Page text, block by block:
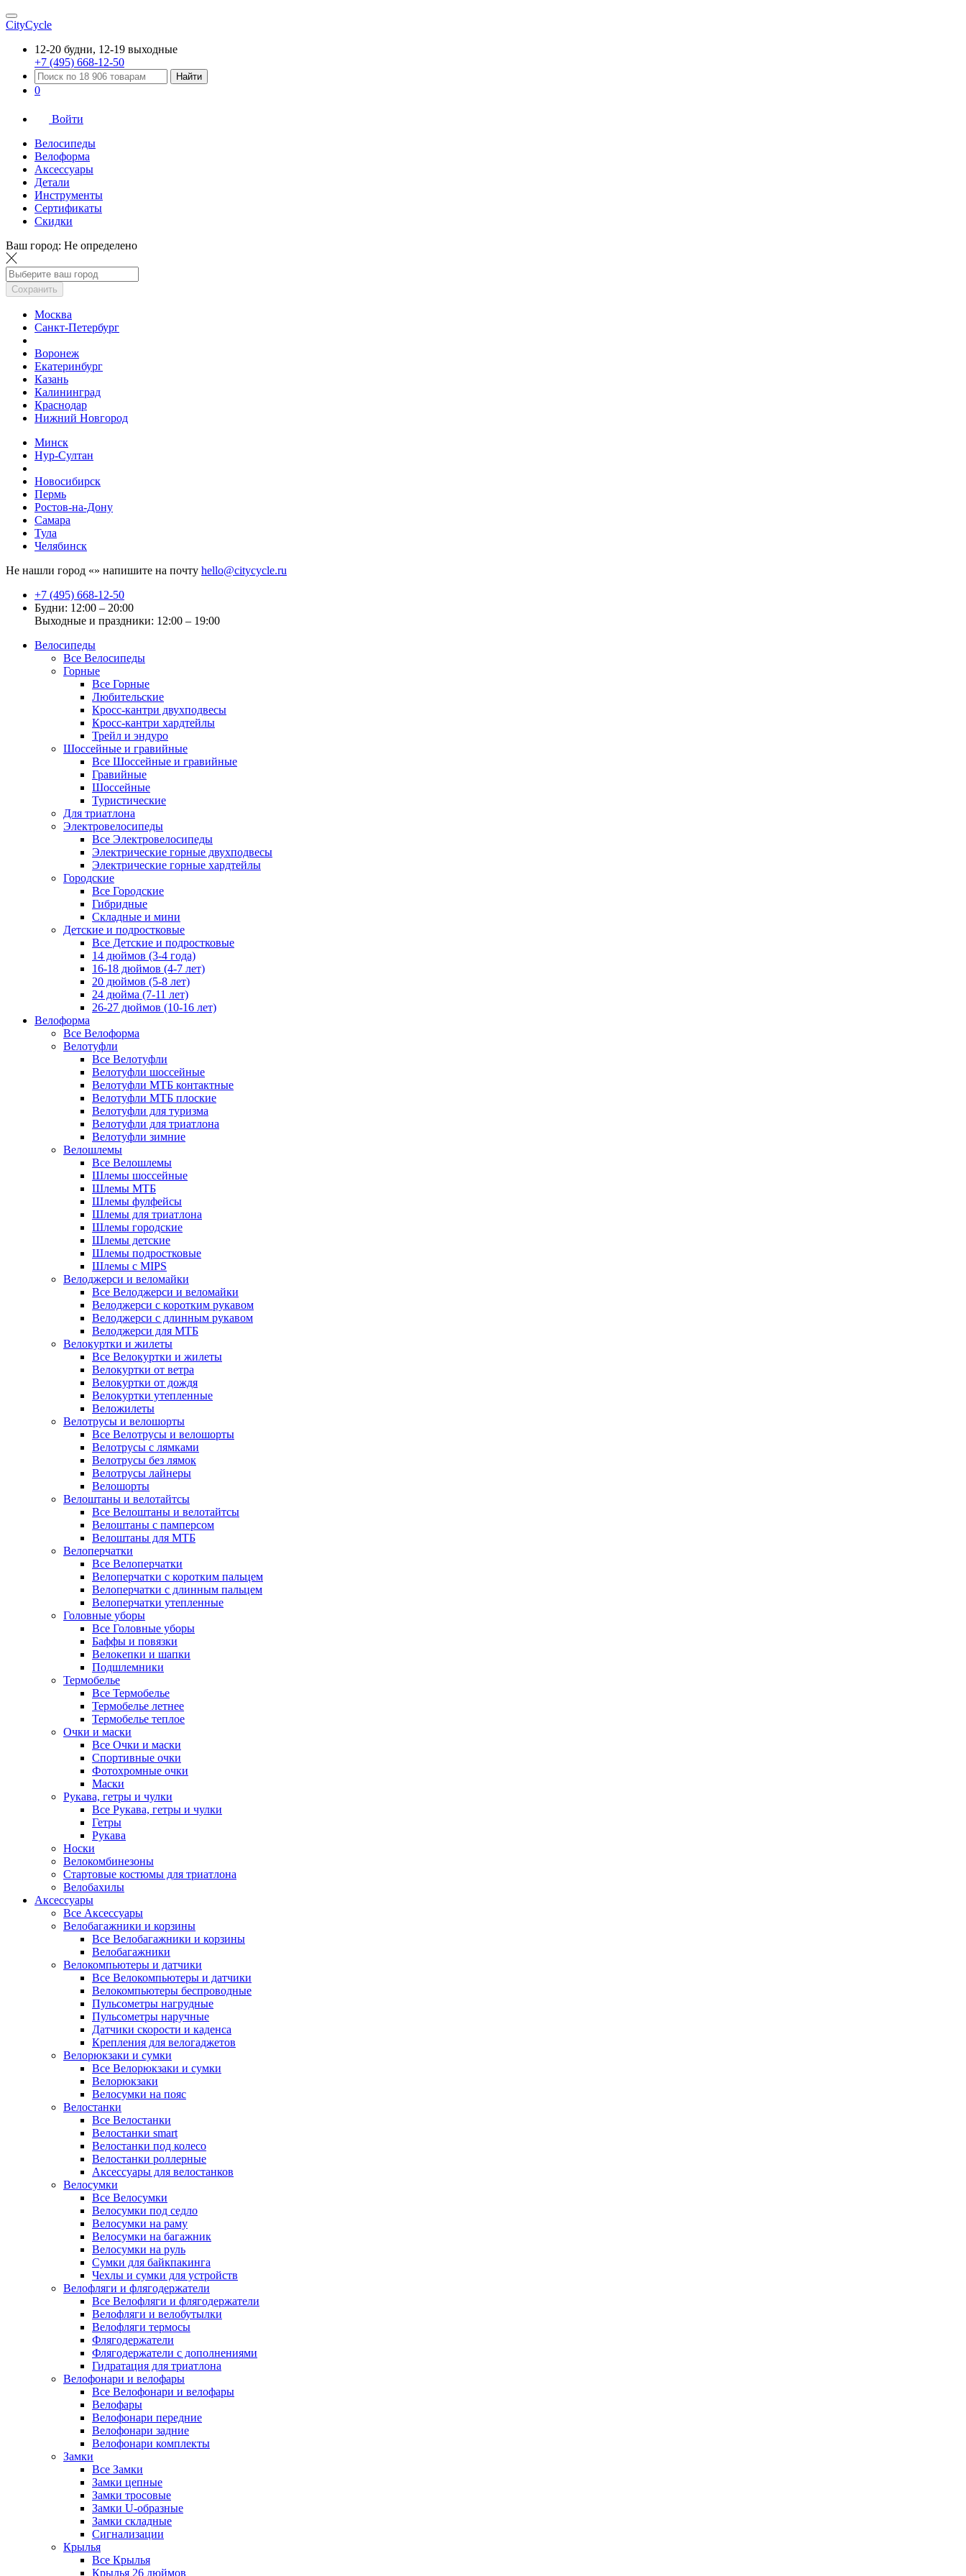
CityCycle
12-20 будни, 12-19 выходные
+7 (495) 668-12-50
Найти
0
Войти
Велосипеды
Велоформа
Аксессуары
Детали
Инструменты
Сертификаты
Скидки
Ваш город: Не определено
Сохранить
Москва
Санкт-Петербург
Воронеж
Екатеринбург
Казань
Калининград
Краснодар
Нижний Новгород
Минск
Нур-Султан
Новосибирск
Пермь
Ростов-на-Дону
Самара
Тула
Челябинск
Не нашли город «» напишите на почту hello@citycycle.ru
+7 (495) 668-12-50
Будни: 12:00 – 20:00
Выходные и праздники: 12:00 – 19:00
Велосипеды
Все Велосипеды
Горные
Все Горные
Любительские
Кросс-кантри двухподвесы
Кросс-кантри хардтейлы
Трейл и эндуро
Шоссейные и гравийные
Все Шоссейные и гравийные
Гравийные
Шоссейные
Туристические
Для триатлона
Электровелосипеды
Все Электровелосипеды
Электрические горные двухподвесы
Электрические горные хардтейлы
Городские
Все Городские
Гибридные
Складные и мини
Детские и подростковые
Все Детские и подростковые
14 дюймов (3-4 года)
16-18 дюймов (4-7 лет)
20 дюймов (5-8 лет)
24 дюйма (7-11 лет)
26-27 дюймов (10-16 лет)
Велоформа
Все Велоформа
Велотуфли
Все Велотуфли
Велотуфли шоссейные
Велотуфли МТБ контактные
Велотуфли МТБ плоские
Велотуфли для туризма
Велотуфли для триатлона
Велотуфли зимние
Велошлемы
Все Велошлемы
Шлемы шоссейные
Шлемы МТБ
Шлемы фулфейсы
Шлемы для триатлона
Шлемы городские
Шлемы детские
Шлемы подростковые
Шлемы с MIPS
Велоджерси и веломайки
Все Велоджерси и веломайки
Велоджерси с коротким рукавом
Велоджерси с длинным рукавом
Велоджерси для МТБ
Велокуртки и жилеты
Все Велокуртки и жилеты
Велокуртки от ветра
Велокуртки от дождя
Велокуртки утепленные
Веложилеты
Велотрусы и велошорты
Все Велотрусы и велошорты
Велотрусы с лямками
Велотрусы без лямок
Велотрусы лайнеры
Велошорты
Велоштаны и велотайтсы
Все Велоштаны и велотайтсы
Велоштаны с памперсом
Велоштаны для МТБ
Велоперчатки
Все Велоперчатки
Велоперчатки с коротким пальцем
Велоперчатки с длинным пальцем
Велоперчатки утепленные
Головные уборы
Все Головные уборы
Баффы и повязки
Велокепки и шапки
Подшлемники
Термобелье
Все Термобелье
Термобелье летнее
Термобелье теплое
Очки и маски
Все Очки и маски
Спортивные очки
Фотохромные очки
Маски
Рукава, гетры и чулки
Все Рукава, гетры и чулки
Гетры
Рукава
Носки
Велокомбинезоны
Стартовые костюмы для триатлона
Велобахилы
Аксессуары
Все Аксессуары
Велобагажники и корзины
Все Велобагажники и корзины
Велобагажники
Велокомпьютеры и датчики
Все Велокомпьютеры и датчики
Велокомпьютеры беспроводные
Пульсометры нагрудные
Пульсометры наручные
Датчики скорости и каденса
Крепления для велогаджетов
Велорюкзаки и сумки
Все Велорюкзаки и сумки
Велорюкзаки
Велосумки на пояс
Велостанки
Все Велостанки
Велостанки smart
Велостанки под колесо
Велостанки роллерные
Аксессуары для велостанков
Велосумки
Все Велосумки
Велосумки под седло
Велосумки на раму
Велосумки на багажник
Велосумки на руль
Сумки для байкпакинга
Чехлы и сумки для устройств
Велофляги и флягодержатели
Все Велофляги и флягодержатели
Велофляги и велобутылки
Велофляги термосы
Флягодержатели
Флягодержатели с дополнениями
Гидратация для триатлона
Велофонари и велофары
Все Велофонари и велофары
Велофары
Велофонари передние
Велофонари задние
Велофонари комплекты
Замки
Все Замки
Замки цепные
Замки тросовые
Замки U-образные
Замки складные
Сигнализации
Крылья
Все Крылья
Крылья 26 дюймов